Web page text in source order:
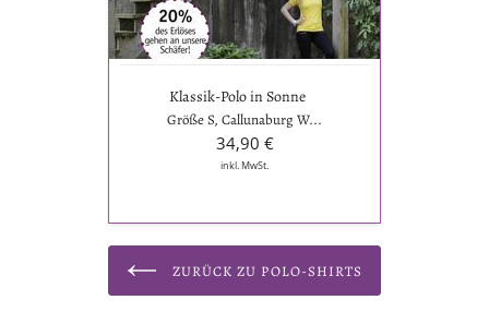
Klassik-Polo in Sonne
Größe S, Callunaburg W...
34,90 €
inkl. MwSt.
ZURÜCK ZU POLO-SHIRTS